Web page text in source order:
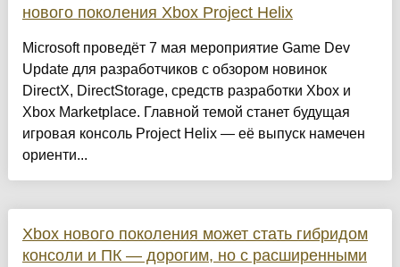
нового поколения Xbox Project Helix
Microsoft проведёт 7 мая мероприятие Game Dev
Update для разработчиков с обзором новинок
DirectX, DirectStorage, средств разработки Xbox и
Xbox Marketplace. Главной темой станет будущая
игровая консоль Project Helix — её выпуск намечен
ориенти...
Xbox нового поколения может стать гибридом
консоли и ПК — дорогим, но с расширенными